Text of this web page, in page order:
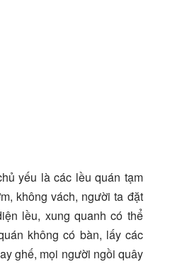
yếu là các lều quán tạm
không vách, người ta đặt
lều, xung quanh có thể
không có bàn, lấy các
ghế, mọi người ngồi quây